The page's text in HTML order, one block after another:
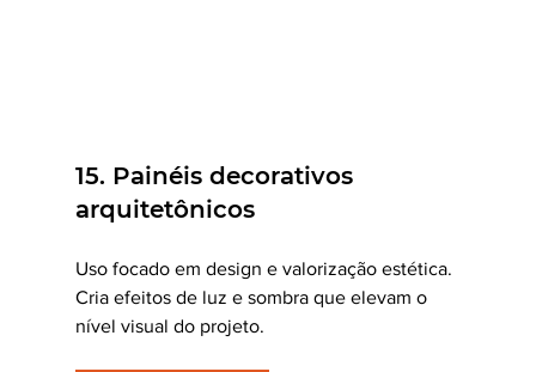
15. Painéis decorativos
arquitetônicos
Uso focado em design e valorização estética.
Cria efeitos de luz e sombra que elevam o
nível visual do projeto.